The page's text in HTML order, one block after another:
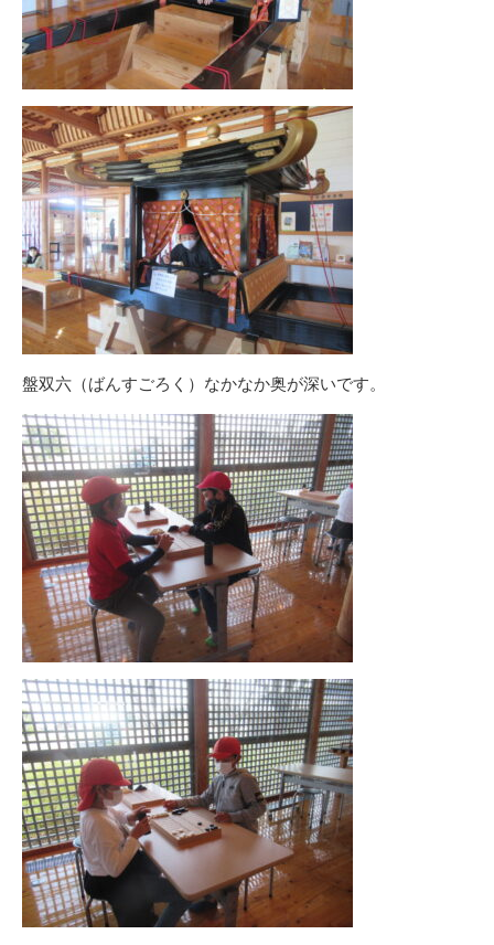
盤双六（ばんすごろく）なかなか奥が深いです。